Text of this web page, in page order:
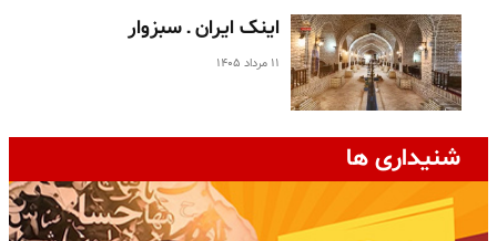
اینک ایران ـ سبزوار
۱۱ مرداد ۱۴۰۵
شنیداری ها